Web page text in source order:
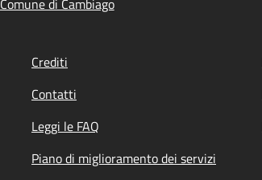
Comune di Cambiago
Crediti
Contatti
Leggi le FAQ
Piano di miglioramento dei servizi